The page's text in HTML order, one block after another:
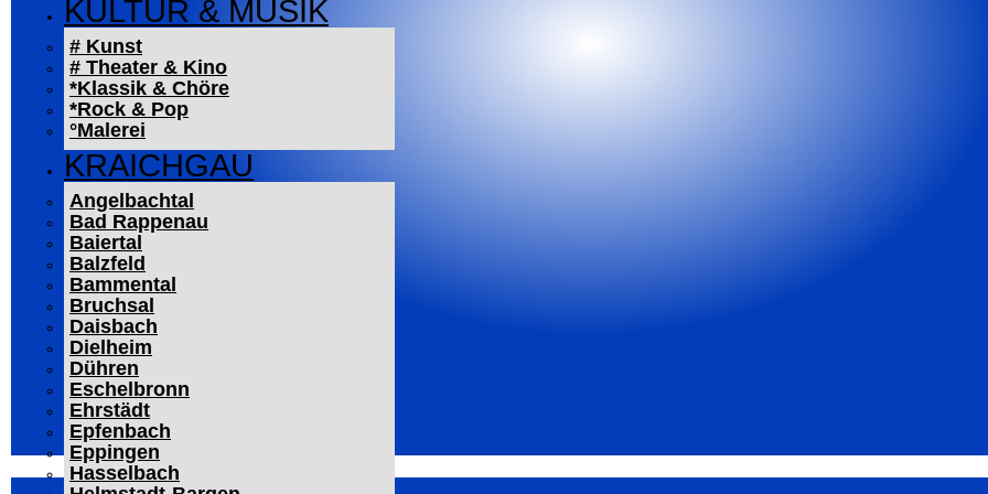
KULTUR & MUSIK
# Kunst
# Theater & Kino
*Klassik & Chöre
*Rock & Pop
°Malerei
KRAICHGAU
Angelbachtal
Bad Rappenau
Baiertal
Balzfeld
Bammental
Bruchsal
Daisbach
Dielheim
Dühren
Eschelbronn
Ehrstädt
Epfenbach
Eppingen
Hasselbach